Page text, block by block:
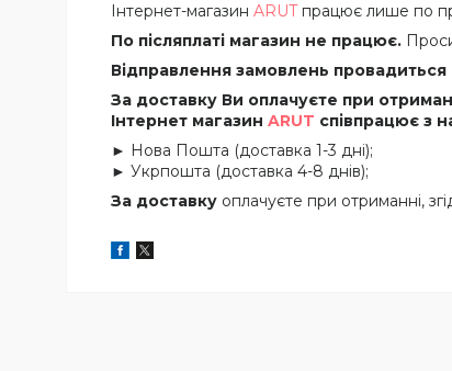
Інтернет-магазин ARUTпрацює лише по
По післяплаті магазин не працює.
Відправлення замовлень
За доставку Ви оплачуєте при
Інтернет магазин ARUT співпрацює з
► Нова Пошта (доставка 1-3 дні);
► Укрпошта (доставка 4-8 днів);
За доставку оплачуєте при отриманні,